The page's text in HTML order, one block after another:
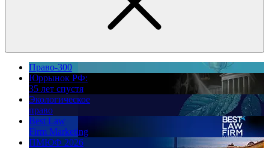
Право-300
Юррынок РФ:
35 лет спустя
Экологическое
право
Best Law
Firm Marketing
ПМЮФ 2026